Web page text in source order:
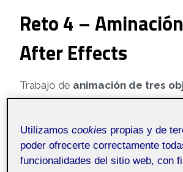
Reto 4 –
After Effects
Trabajo de animación de tres
descendiendo por unas
asignatura de Animación (20-126),
Grado en Técnicas de Interacción
Multimedia de la ‪@uoc.
Utilizamoscookies propias y de
poder ofrecerte correctamente
funcionalidades del sitio web, con